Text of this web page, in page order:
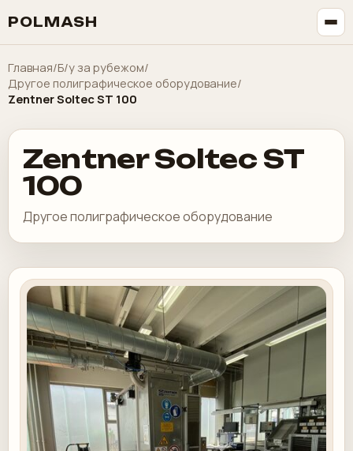
POLMASH
Главная/Б/у за рубежом/
Другое полиграфическое оборудование/
Zentner Soltec ST 100
Zentner Soltec ST
100
Другое полиграфическое оборудование